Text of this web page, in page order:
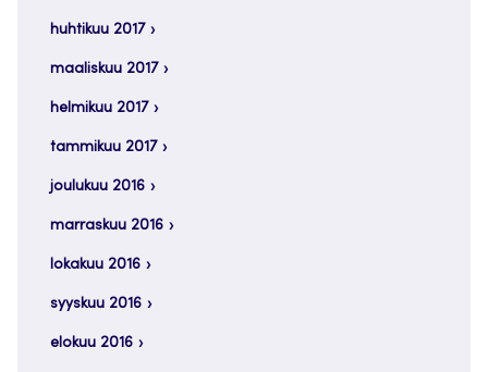
huhtikuu 2017
maaliskuu 2017
helmikuu 2017
tammikuu 2017
joulukuu 2016
marraskuu 2016
lokakuu 2016
syyskuu 2016
elokuu 2016